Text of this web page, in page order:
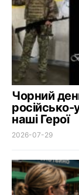
Чорний
російсько-
наші Герої
2026-07-29